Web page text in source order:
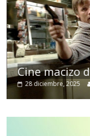
Cine macizo
28 diciembre, 2025